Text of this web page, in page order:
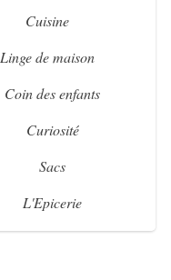
Cuisine
Linge de maison
Coin des enfants
Curiosité
Sacs
L'Epicerie